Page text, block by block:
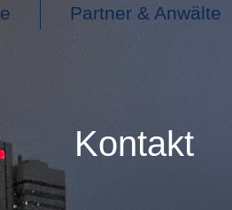
Partner & Anwälte
Kontakt